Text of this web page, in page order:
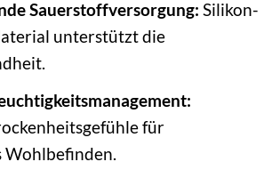
Sauerstoffversorgung: Silikon-
unterstützt die
für
Wohlbefinden.